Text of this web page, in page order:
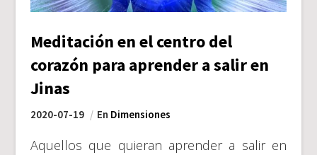
Meditación en el centro del
corazón para aprender a salir en
Jinas
2020-07-19 En Dimensiones
Aquellos que quieran aprender a salir en